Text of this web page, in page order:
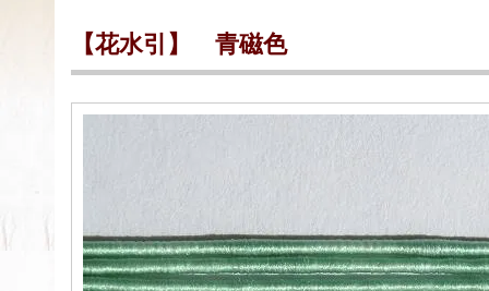
【花水引】 青磁色